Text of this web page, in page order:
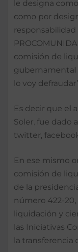
le designa
como por
comisión de
gubernamental
lo voy
Es decir que el
Soler, fue dado
twitter,
En ese mismo
comisión de
de la
número 422-
liquidación y
las Iniciativas
la transferencia